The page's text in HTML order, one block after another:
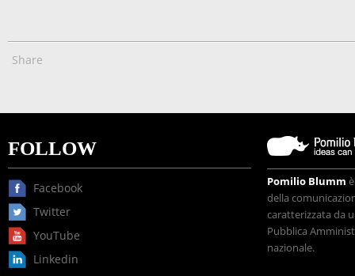
Share
FOLLOW
Facebook
Twitter
YouTube
Linkedin
Pomilio Blumm
della
caratterizzata da
Pubblica
nazionale.